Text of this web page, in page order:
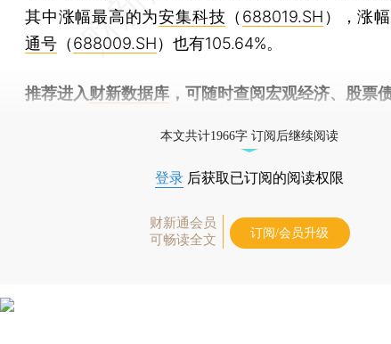
其中涨幅最高的为安集科技 （ 688019.SH ），涨
通号 （688009.SH）也有105.64%。
推荐进入财新数据库 ，可随时查阅宏观经济、股票
本文共计1966字 订阅后继续阅读
登录 后获取已订阅的阅读权限
财新通会员
可畅读全文
订阅/会员升级